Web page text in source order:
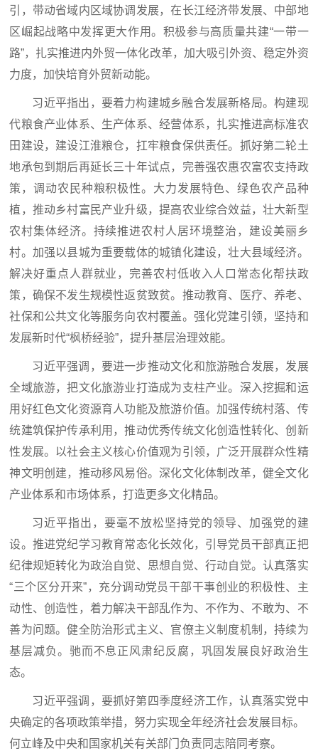
引，带动省域内区域协调发展，在长江经济带发展、中部地
区崛起战略中发挥更大作用。积极参与高质量共建“一带一
路”，扎实推进内外贸一体化改革，加大吸引外资、稳定外资
力度，加快培育外贸新动能。
习近平指出，要着力构建城乡融合发展新格局。构建现
代粮食产业体系、生产体系、经营体系，扎实推进高标准农
田建设，建设江淮粮仓，扛牢粮食保供责任。抓好第二轮土
地承包到期后再延长三十年试点，完善强农惠农富农支持政
策，调动农民种粮积极性。大力发展特色、绿色农产品种
植，推动乡村富民产业升级，提高农业综合效益，壮大新型
农村集体经济。持续推进农村人居环境整治，建设美丽乡
村。加强以县城为重要载体的城镇化建设，壮大县域经济。
解决好重点人群就业，完善农村低收入人口常态化帮扶政
策，确保不发生规模性返贫致贫。推动教育、医疗、养老、
社保和公共文化等服务向农村覆盖。强化党建引领，坚持和
发展新时代“枫桥经验”，提升基层治理效能。
习近平强调，要进一步推动文化和旅游融合发展，发展
全域旅游，把文化旅游业打造成为支柱产业。深入挖掘和运
用好红色文化资源育人功能及旅游价值。加强传统村落、传
统建筑保护传承利用，推动优秀传统文化创造性转化、创新
性发展。以社会主义核心价值观为引领，广泛开展群众性精
神文明创建，推动移风易俗。深化文化体制改革，健全文化
产业体系和市场体系，打造更多文化精品。
习近平指出，要毫不放松坚持党的领导、加强党的建
设。推进党纪学习教育常态化长效化，引导党员干部真正把
纪律规矩转化为政治自觉、思想自觉、行动自觉。认真落实
“三个区分开来”，充分调动党员干部干事创业的积极性、主
动性、创造性，着力解决干部乱作为、不作为、不敢为、不
善为问题。健全防治形式主义、官僚主义制度机制，持续为
基层减负。驰而不息正风肃纪反腐，巩固发展良好政治生
态。
习近平强调，要抓好第四季度经济工作，认真落实党中
央确定的各项政策举措，努力实现全年经济社会发展目标。
何立峰及中央和国家机关有关部门负责同志陪同考察。